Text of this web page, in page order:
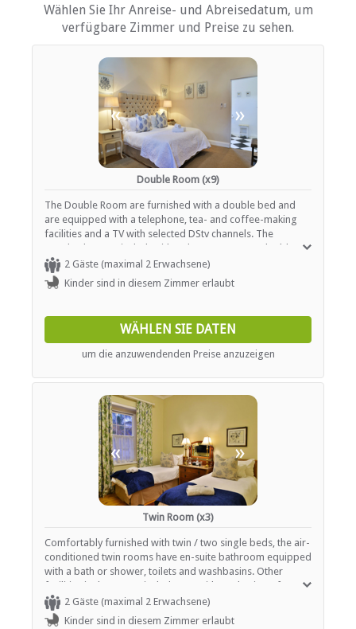
Fernsehen (mit Satellit)
EINRICHTUNGEN AUF DEM GELÄNDE
Klimaanlage
Kinderfreundlich (alle Altersgruppen)
Garten(e)
Parkplatz (abseits der Straße)
Schwimmbad
ESSEN UND TRINKEN
Bar (voll lizenziert)
Restaurant / Esszimmer
INTERNET
Kostenloses Wi-Fi
TRANSFERS
Tourenhilfe
Wählen Sie Ihr Anreise- und Abreisedatum, um
verfügbare Zimmer und Preise zu sehen.
« »
Double Room (x9)
The Double Room are furnished with a double bed and
are equipped with a telephone, tea- and coffee-making
facilities and a TV with selected DStv channels. The
standard rooms include either three-quarter or double
beds, and each has its own en-suite bathroom.
2 Gäste (maximal 2 Erwachsene)
Kinder sind in diesem Zimmer erlaubt
WÄHLEN SIE DATEN
um die anzuwendenden Preise anzuzeigen
« »
Twin Room (x3)
Comfortably furnished with twin / two single beds, the air-
conditioned twin rooms have en-suite bathroom equipped
with a bath or shower, toilets and washbasins. Other
facilities in the rooms include TVs with a selection of DStv
channels, tea- and coffee-making facilities, and Wi-Fi
internet access.
2 Gäste (maximal 2 Erwachsene)
Kinder sind in diesem Zimmer erlaubt